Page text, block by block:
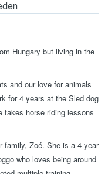
Hungary but living in the
and our love for animals
for 4 years at the Sled dog
takes horse riding lessons
family, Zoé. She is a 4 year
who loves being around